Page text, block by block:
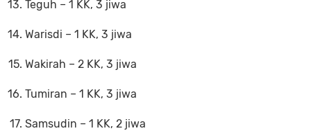
Teguh – 1 KK, 3 jiwa
Warisdi – 1 KK, 3 jiwa
Wakirah – 2 KK, 3 jiwa
Tumiran – 1 KK, 3 jiwa
Samsudin – 1 KK, 2 jiwa